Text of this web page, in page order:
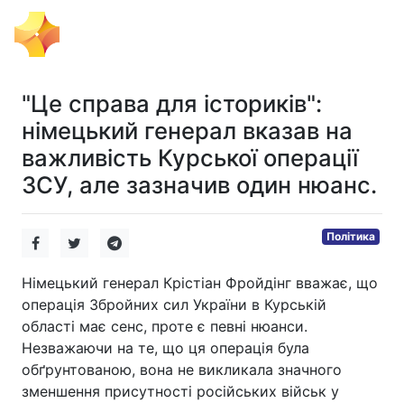
"Це справа для істориків":
німецький генерал вказав на
важливість Курської операції
ЗСУ, але зазначив один нюанс.
Політика
Німецький генерал Крістіан Фройдінг вважає, що
операція Збройних сил України в Курській
області має сенс, проте є певні нюанси.
Незважаючи на те, що ця операція була
обґрунтованою, вона не викликала значного
зменшення присутності російських військ у